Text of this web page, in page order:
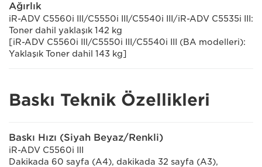
Ağırlık
iR-ADV C5560i III/C5550i III/C5540i III/iR-ADV C5535i III:
Toner dahil yaklaşık 142 kg
[iR-ADV C5560i III/C5550i III/C5540i III (BA modelleri):
Yaklaşık Toner dahil 143 kg]
Baskı Teknik Özellikleri
Baskı Hızı (Siyah Beyaz/Renkli)
iR-ADV C5560i III
Dakikada 60 sayfa (A4), dakikada 32 sayfa (A3),